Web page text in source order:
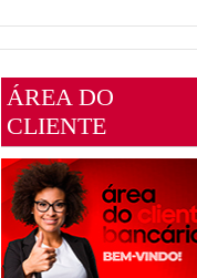
ÁREA DO
CLIENTE